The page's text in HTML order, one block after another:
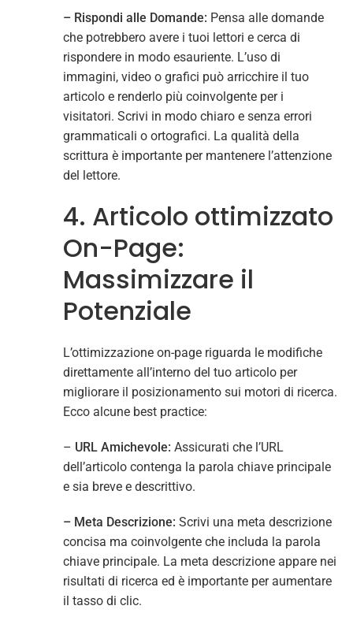
– Rispondi alle Domande: Pensa alle domande
che potrebbero avere i tuoi lettori e cerca di
rispondere in modo esauriente. L’uso di
immagini, video o grafici può arricchire il tuo
articolo e renderlo più coinvolgente per i
visitatori. Scrivi in modo chiaro e senza errori
grammaticali o ortografici. La qualità della
scrittura è importante per mantenere l’attenzione
del lettore.
4. Articolo ottimizzato
On-Page:
Massimizzare il
Potenziale
L’ottimizzazione on-page riguarda le modifiche
direttamente all’interno del tuo articolo per
migliorare il posizionamento sui motori di ricerca.
Ecco alcune best practice:
– URL Amichevole: Assicurati che l’URL
dell’articolo contenga la parola chiave principale
e sia breve e descrittivo.
– Meta Descrizione: Scrivi una meta descrizione
concisa ma coinvolgente che includa la parola
chiave principale. La meta descrizione appare nei
risultati di ricerca ed è importante per aumentare
il tasso di clic.